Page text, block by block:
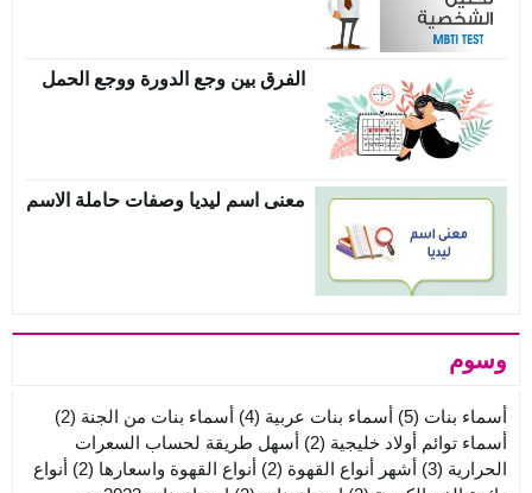
الفرق بين وجع الدورة ووجع الحمل
معنى اسم ليديا وصفات حاملة الاسم
وسوم
أسماء بنات (5) أسماء بنات عربية (4) أسماء بنات من الجنة (2)
أسماء توائم أولاد خليجية (2)
أسهل طريقة لحساب السعرات
الحرارية (3) أشهر أنواع القهوة (2) أنواع القهوة واسعارها (2)
أنواع